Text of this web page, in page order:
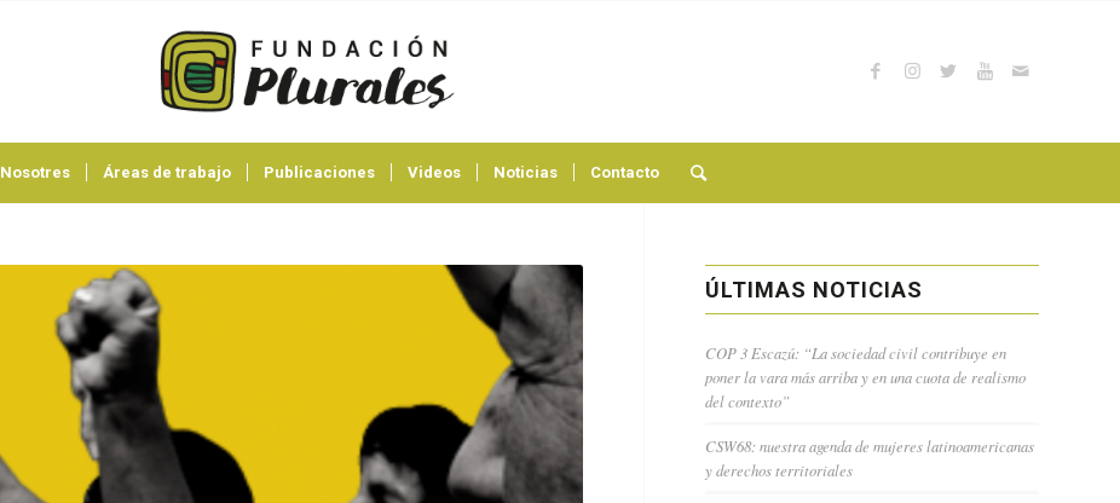
Nosotres Áreas de trabajo Publicaciones Videos Noticias Contacto
ÚLTIMAS NOTICIAS
COP 3 Escazú: “La sociedad civil contribuye en
poner la vara más arriba y en una cuota de realismo
del contexto”
CSW68: nuestra agenda de mujeres latinoamericanas
y derechos territoriales